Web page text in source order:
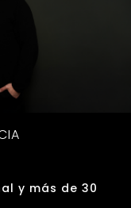
y más de 30